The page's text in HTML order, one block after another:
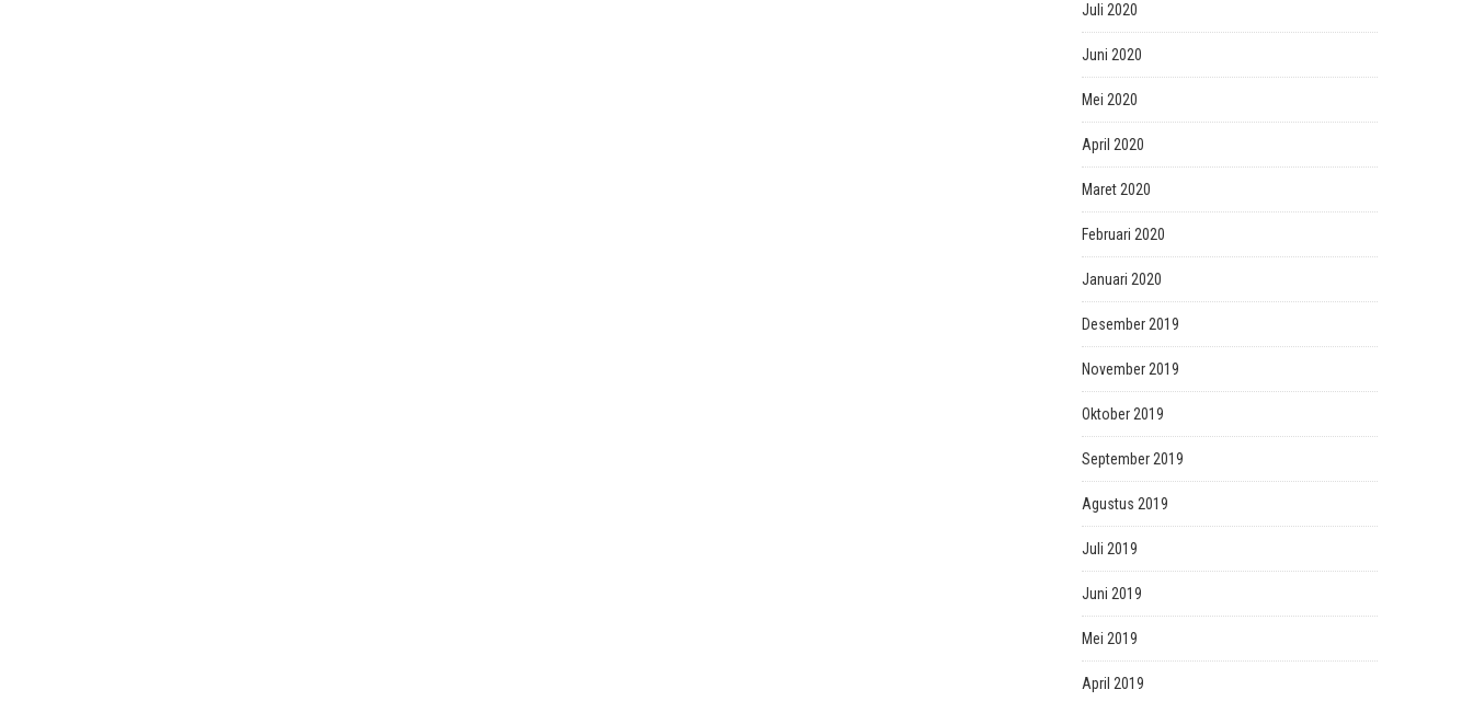
Juli 2020
Juni 2020
Mei 2020
April 2020
Maret 2020
Februari 2020
Januari 2020
Desember 2019
November 2019
Oktober 2019
September 2019
Agustus 2019
Juli 2019
Juni 2019
Mei 2019
April 2019